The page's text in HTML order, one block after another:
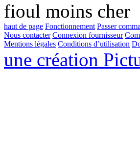
haut de page Fonctionnement Passer
Nous contacter Connexion fournisseur
Mentions légales Conditions d’utilisation
une création